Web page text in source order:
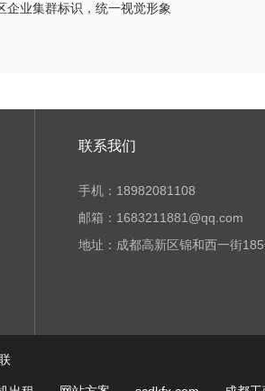
企业集群标识，统一视觉形象
联系我们
手机：18982081108
邮箱：1683211881@qq.com
地址：成都高新区锦和西一街